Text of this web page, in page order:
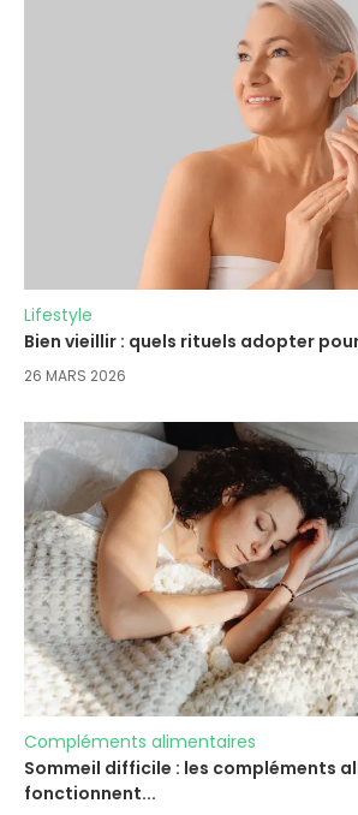
Lifestyle
Bien vieillir : quels rituels adopter
26 MARS 2026
Compléments alimentaires
Sommeil difficile : les compléments
fonctionnent...